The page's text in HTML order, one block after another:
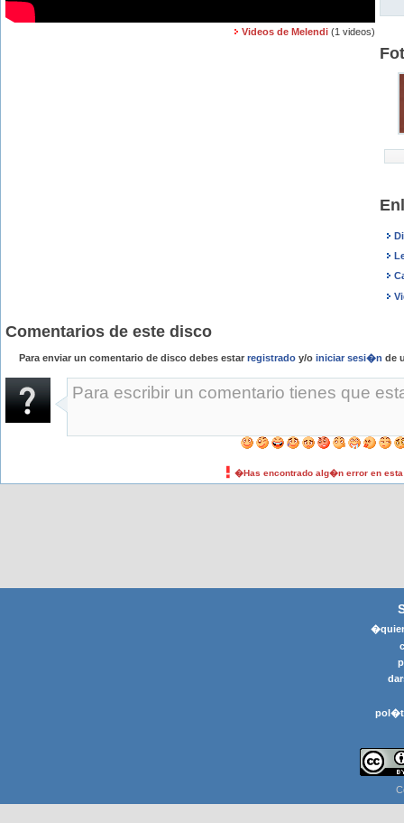
Videos de Melendi (1 videos)
Comentarios de este disco
Para enviar un comentario de disco debes estar registrado y/o iniciar sesi�n de
�Has encontrado alg�n error en